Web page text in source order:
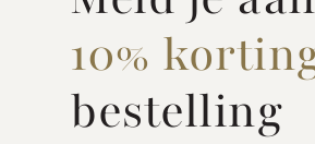
10%
bestelling